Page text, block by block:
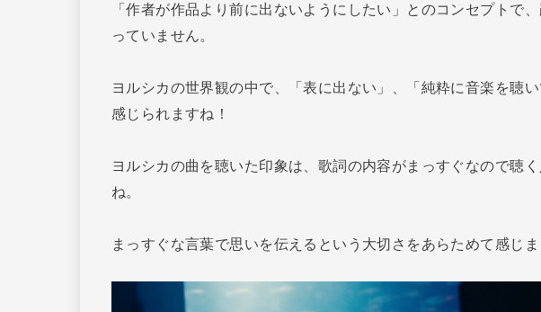
「作者が作品より前に出ないようにしたい」とのコンセプトで
っていません。
ヨルシカの世界観の中で、「表に出ない」、「純粋に音楽を聴
感じられますね！
ヨルシカの曲を聴いた印象は、歌詞の内容がまっすぐなので聴
ね。
まっすぐな言葉で思いを伝えるという大切さをあらためて感じま